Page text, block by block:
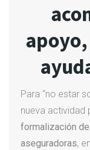
Para “no estar
nueva actividad
formalización
aseguradoras,